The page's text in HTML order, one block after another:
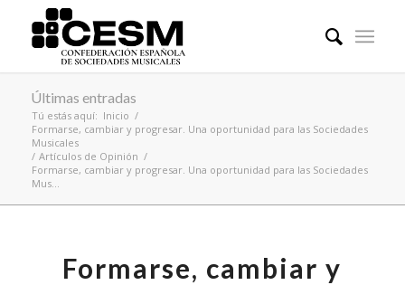
Últimas entradas
Tú estás aquí: Inicio /
Formarse, cambiar y progresar. Una oportunidad para las Sociedades
Musicales
/ Artículos de Opinión /
Formarse, cambiar y progresar. Una oportunidad para las Sociedades
Mus...
Formarse, cambiar y